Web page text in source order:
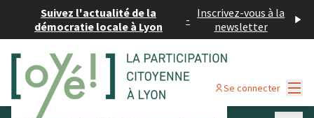
Suivez l'actualité de la
démocratie locale à Lyon
- Inscrivez-vous à la
newsletter
Se connecter